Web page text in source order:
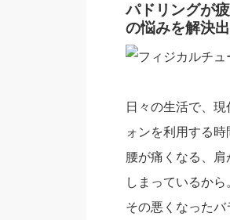
パドリングが
の悩みを解決
日々の生活で、
ォンを利用する
腰が痛くなる、
しまっているから
その悪くなった